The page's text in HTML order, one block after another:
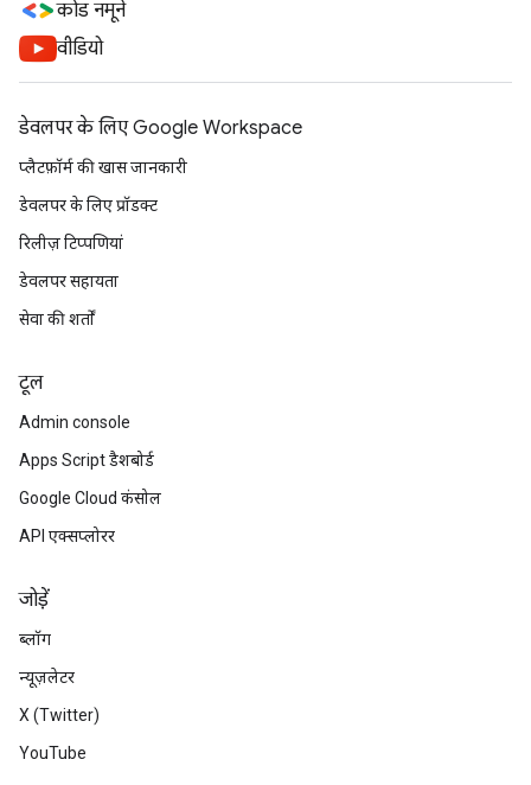
कोड नमूने
वीडियो
डेवलपर के लिए Google Workspace
प्लैटफ़ॉर्म की खास जानकारी
डेवलपर के लिए प्रॉडक्ट
रिलीज़ टिप्पणियां
डेवलपर सहायता
सेवा की शर्तों
टूल
Admin console
Apps Script डैशबोर्ड
Google Cloud कंसोल
API एक्सप्लोरर
जोड़ें
ब्लॉग
न्यूज़लेटर
X (Twitter)
YouTube